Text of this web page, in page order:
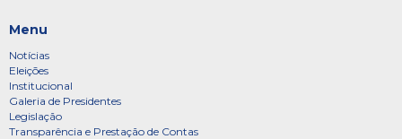
Menu
Notícias
Eleições
Institucional
Galeria de Presidentes
Legislação
Transparência e Prestação de Contas